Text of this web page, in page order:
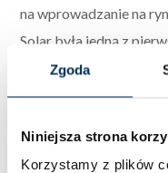
Zgoda
Niniejsza strona
Korzystamy z plików
na wprowadzanie na
Solar była jedną z
produkcją paneli o
z zakresu
i polikrystaliczne.